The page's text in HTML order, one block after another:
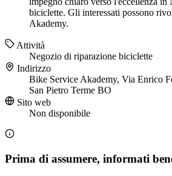
biciclette. Gli interessati possono
Akademy.
Attività
Negozio di riparazione biciclette
Indirizzo
Bike Service Akademy, Via Enrico
San Pietro Terme BO
Sito web
Non disponibile
Prima di assumere, informati